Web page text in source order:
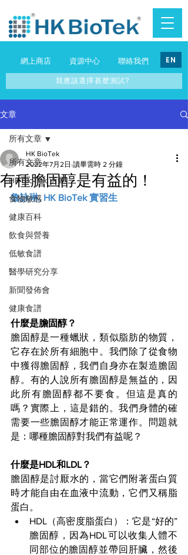
網上商店 資源中心 聯絡我們 EN
我應該選擇甚麼測試?
文章
所有文章
HK BioTek 活動
食物敏感
健康百科
飲食與營養
低敏食譜
醫學研究分享
新聞發佈會
健康食譜
所有文章
有種膽固醇是有益的！
HK BioTek
2022年7月2日 讀畢需時 2 分鐘
魯詠琳, HK BioTek 實習生
什麼是膽固醇？
膽固醇是一種蠟狀，類似脂肪的物質，
它存在於所有細胞中。我們除了從食物
中獲得膽固醇，我們自身亦在製造膽固
醇。有的人說所有膽固醇是無益的，因
此所有膽固醇都不要食。但這是真的
嗎？實際上，這是錯的。我們身體的確
需要一些膽固醇才能正常運作。問題就
是：哪種膽固醇對我們有益呢？
什麼是HDL和LDL？
膽固醇是討厭水的，當它們附著蛋白質
時才能自由在血液中流動，它們又稱脂
蛋白。
HDL（高密度脂蛋白）：它是“好的”
膽固醇，因為HDL可以收集人體不
同部位的膽固醇並帶回肝臟，然後